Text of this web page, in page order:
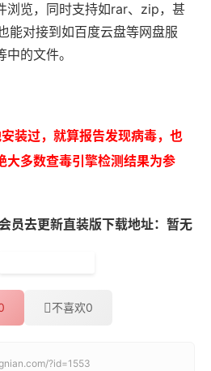
浏览，同时支持如rar、zip，甚
能对接到如百度云盘等网盘服
的文件。
装过，就算报告发现病毒，也
大多数查毒引擎检测结果为参
员去更新直装版下载地址：暂无
不喜欢0
?id=1553